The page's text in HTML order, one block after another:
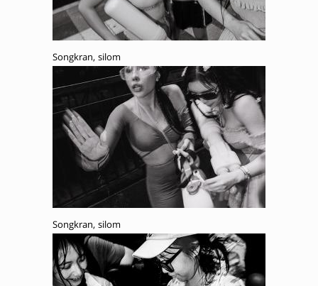
Songkran, silom
Songkran, silom